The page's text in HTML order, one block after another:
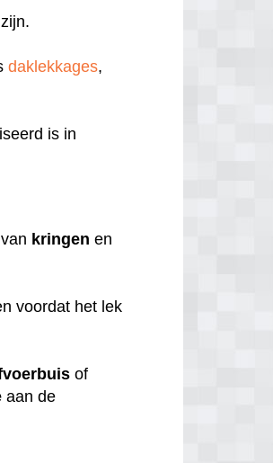
daklekkages,
is in
kringen en
voordat het lek
of
aan de